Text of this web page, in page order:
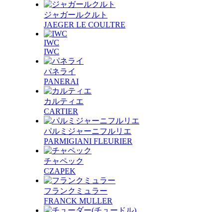
ジャガールクルト
JAEGER LE COULTRE
IWC
IWC
パネライ
PANERAI
カルティエ
CARTIER
パルミジャーニフルリエ
PARMIGIANI FLEURIER
チャペック
CZAPEK
フランクミュラー
FRANCK MULLER